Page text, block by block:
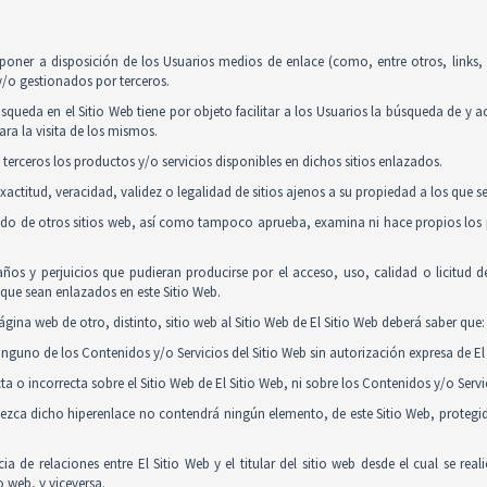
a disposición de los Usuarios medios de enlace (como, entre otros,
o gestionados por terceros.
en el Sitio Web tiene por objeto facilitar a los Usuarios la búsqueda de y
la visita de los mismos.
los productos y/o servicios disponibles en dichos sitios enlazados.
veracidad, validez o legalidad de sitios ajenos a su propiedad a los que
de otros sitios web, así como tampoco aprueba, examina ni hace propios
y perjuicios que pudieran producirse por el acceso, uso, calidad o licitud
sean enlazados en este Sitio Web.
web de otro, distinto, sitio web al Sitio Web de El Sitio Web deberá saber que:
de los Contenidos y/o Servicios del Sitio Web sin autorización expresa de El
incorrecta sobre el Sitio Web de El Sitio Web, ni sobre los Contenidos y/o
dicho hiperenlace no contendrá ningún elemento, de este Sitio Web,
de relaciones entre El Sitio Web y el titular del sitio web desde el cual se
y viceversa.